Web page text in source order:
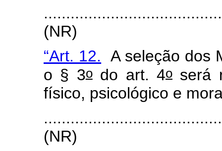
(NR)
“Art. 12. A seleção dos
o § 3odo art. 4o será
físico, psicológico e
(NR)